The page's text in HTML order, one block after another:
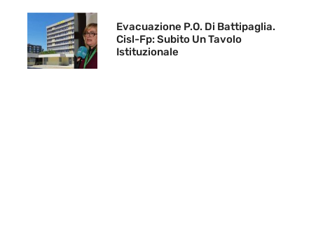
Evacuazione P.O. Di Battipaglia.
Cisl-Fp: Subito Un Tavolo
Istituzionale